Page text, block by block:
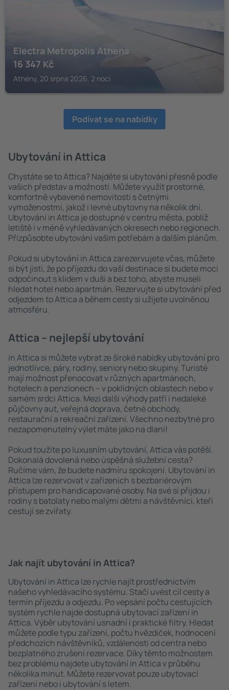
Electra Metropolis Athens
16 347 Kč
Athény, 20 srpna 2026, 2 noci
Podívat se na nabídky
Ubytování in Attica
Chystáte se to Attica? Najděte si ubytování přesně podle
vašich představ a možností. Můžete využít prostorné,
komfortně vybavené nemovitosti s četnými
vymoženostmi, jakož i levné ubytovny na několik dní.
Ubytování in Attica je dostupné v centru města, poblíž
letiště i v méně vyhledávaných okresech nebo regionech.
Přizpůsobte ubytování vašim potřebám a dalším plánům.
Pokud si ubytování in Attica zarezervujete včas, můžete
si být jisti, že po příjezdu do vaší destinace si budete moci
odpočinout s klidem v duši a bez toho, abyste museli
hledat hotel nebo apartmán. Rezervujte si ubytování před
odjezdem to Attica a během cesty si užijete uvolněnou
atmosféru.
Attica – nejlepší ubytování
in Attica si můžete vybrat ze široké nabídky ubytování pro
jednotlivce, páry, rodiny, seniory nebo skupiny. Turisté
mají možnost přenocovat v různých apartmánech,
hotelech a penzionech – v poklidných oblastech nebo v
samém srdci Attica. Mezi další výhody patří i nedaleké
půjčovny aut, veřejná doprava, četné obchody,
restaurační a rekreační zařízení. Všechno nezbytné pro
nezapomenutelný výlet máte jako na dlani!
Pokud toužíte po luxusním ubytování, Attica vás potěší.
Dokonalá dovolená nebo úspěšná služební cesta?
Ručíme vám, že budete nadmíru spokojeni. Ubytování in
Attica lze rezervovat v zařízeních s bezbariérovým
přístupem pro handicapované osoby. Na své si přijdou i
rodiny s batolaty nebo malými dětmi a návštěvníci, kteří
cestují se zvířaty.
Jak najít ubytování in Attica?
Ubytování in Attica lze rychle najít prostřednictvím
našeho vyhledávacího systému. Stačí uvést cíl cesty a
termín příjezdu a odjezdu. Po vepsání počtu cestujících
systém rychle najde dostupná ubytovací zařízení in
Attica. Výběr ubytování usnadní i praktické filtry. Hledat
můžete podle typu zařízení, počtu hvězdiček, hodnocení
předchozích návštěvníků, vzdálenosti od centra nebo
bezplatného zrušení rezervace. Díky těmto možnostem
bez problému najdete ubytování in Attica v průběhu
několika minut. Můžete rezervovat pouze ubytovací
zařízení nebo i ubytování s letem.